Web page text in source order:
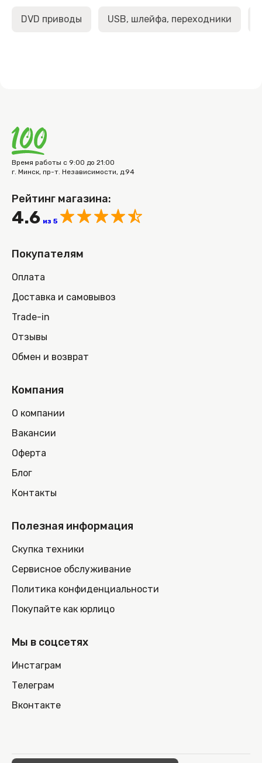
DVD приводы USB, шлейфа, переходники
Время работы с 9:00 до 21:00
г. Минск, пр-т. Независимости, д.94
Рейтинг магазина:
4.6 из 5
Покупателям
Оплата
Доставка и самовывоз
Trade-in
Отзывы
Обмен и возврат
Компания
О компании
Вакансии
Оферта
Блог
Контакты
Полезная информация
Скупка техники
Сервисное обслуживание
Политика конфиденциальности
Покупайте как юрлицо
Мы в соцсетях
Инстаграм
Телеграм
Вконтакте